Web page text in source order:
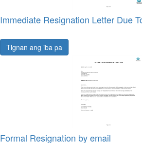
Immediate Resignation Letter Due
Tignan ang iba pa
Formal Resignation by email